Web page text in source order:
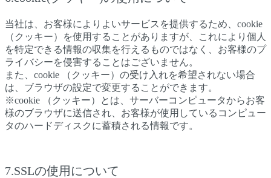
当社は、お客様によりよいサービスを提供するため、cookie
（クッキー）を使用することがありますが、これにより個人
を特定できる情報の収集を行えるものではなく、お客様のプ
ライバシーを侵害することはございません。
また、cookie （クッキー）の受け入れを希望されない場合
は、ブラウザの設定で変更することができます。
※cookie （クッキー）とは、サーバーコンピュータからお客
様のブラウザに送信され、お客様が使用しているコンピュー
タのハードディスクに蓄積される情報です。
7.SSLの使用について